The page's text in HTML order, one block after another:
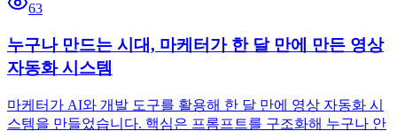
63
누구나 만드는 시대, 마케터가 한 달 만에 만든 영상
자동화 시스템
마케터가 AI와 개발 도구를 활용해 한 달 만에 영상 자동화 시
스템을 만들었습니다. 핵심은 프롬프트를 구조화해 누구나 안